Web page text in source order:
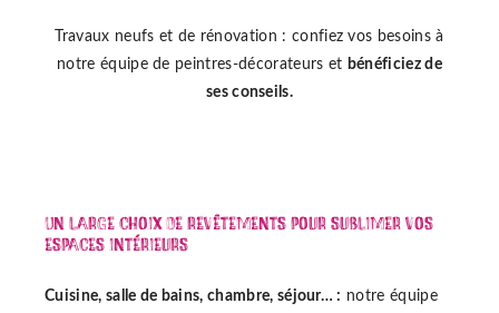
Travaux neufs et de rénovation : confiez vos besoins à
notre équipe de peintres-décorateurs et bénéficiez de
ses conseils.
Un large choix de revêtements pour sublimer vos
espaces intérieurs
Cuisine, salle de bains, chambre, séjour… : notre équipe